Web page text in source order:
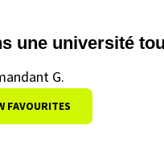
une université
G.
FAVOURITES